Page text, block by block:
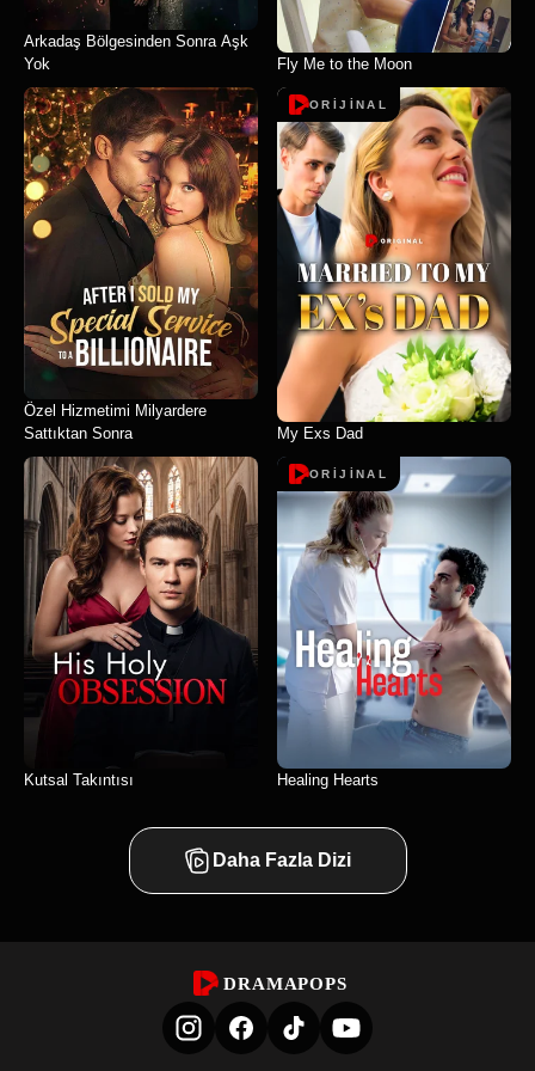
Arkadaş Bölgesinden Sonra Aşk
Yok
Fly Me to the Moon
Özel Hizmetimi Milyardere
Sattıktan Sonra
ORİJİNAL
My Exs Dad
Kutsal Takıntısı
ORİJİNAL
Healing Hearts
Daha Fazla Dizi
DRAMAPOPS